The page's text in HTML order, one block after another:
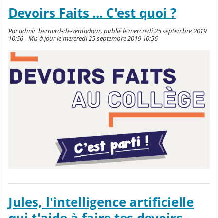
Devoirs Faits ... C'est quoi ?
Par admin bernard-de-ventadour, publié le mercredi 25 septembre 2019
10:56 - Mis à jour le mercredi 25 septembre 2019 10:56
Jules, l'intelligence artificielle